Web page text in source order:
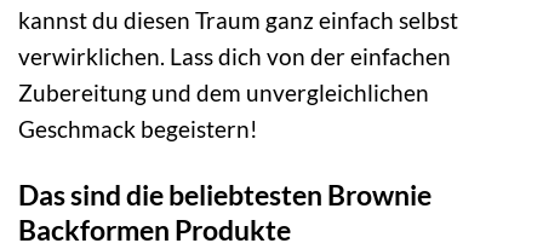
kannst du diesen Traum ganz einfach selbst
verwirklichen. Lass dich von der einfachen
Zubereitung und dem unvergleichlichen
Geschmack begeistern!
Das sind die beliebtesten Brownie
Backformen Produkte